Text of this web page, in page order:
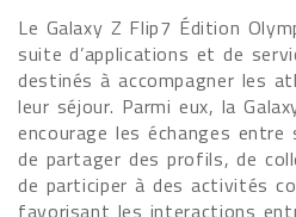
Le Galaxy Z Flip7 Édition
suite d’applications et de
destinés à accompagner les
leur séjour. Parmi eux, la
encourage les échanges
de partager des profils, de
de participer à des activités